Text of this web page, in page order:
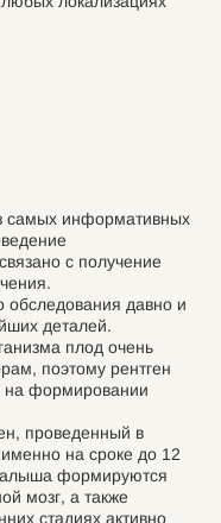
самых информативных
с получение
обследования давно и
деталей.
плод очень
поэтому рентген
на формировании
проведенный в
на сроке до 12
формируются
мозг, а также
стадиях активно